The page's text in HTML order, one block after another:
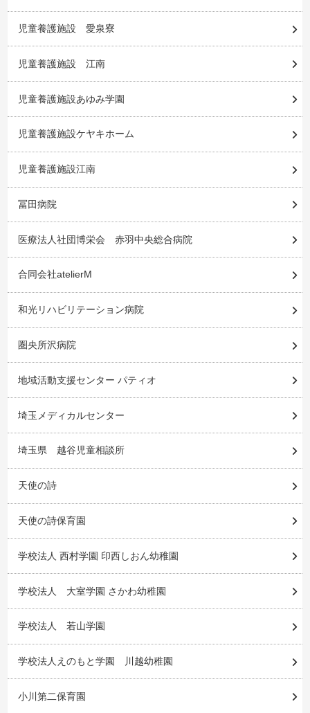
児童養護施設 愛泉寮
児童養護施設 江南
児童養護施設あゆみ学園
児童養護施設ケヤキホーム
児童養護施設江南
冨田病院
医療法人社団博栄会 赤羽中央総合病院
合同会社atelierM
和光リハビリテーション病院
圏央所沢病院
地域活動支援センター パティオ
埼玉メディカルセンター
埼玉県 越谷児童相談所
天使の詩
天使の詩保育園
学校法人 西村学園 印西しおん幼稚園
学校法人 大室学園 さかわ幼稚園
学校法人 若山学園
学校法人えのもと学園 川越幼稚園
小川第二保育園